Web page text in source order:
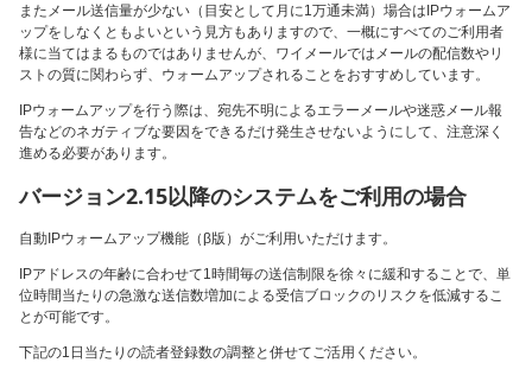
またメール送信量が少ない（目安として月に1万通未満）場合はIPウォームア
ップをしなくともよいという見方もありますので、一概にすべてのご利用者
様に当てはまるものではありませんが、ワイメールではメールの配信数やリ
ストの質に関わらず、ウォームアップされることをおすすめしています。
IPウォームアップを行う際は、宛先不明によるエラーメールや迷惑メール報
告などのネガティブな要因をできるだけ発生させないようにして、注意深く
進める必要があります。
バージョン2.15以降のシステムをご利用の場合
自動IPウォームアップ機能（β版）がご利用いただけます。
IPアドレスの年齢に合わせて1時間毎の送信制限を徐々に緩和することで、単
位時間当たりの急激な送信数増加による受信ブロックのリスクを低減するこ
とが可能です。
下記の1日当たりの読者登録数の調整と併せてご活用ください。